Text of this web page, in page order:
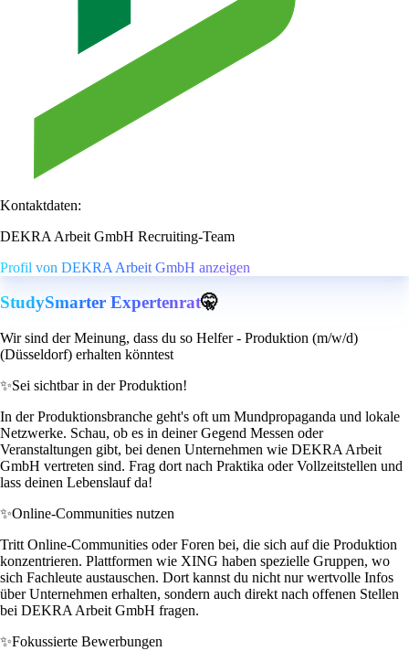
Kontaktdaten:
DEKRA Arbeit GmbH Recruiting-Team
Profil von DEKRA Arbeit GmbH anzeigen
StudySmarter Expertenrat🤫
Wir sind der Meinung, dass du so Helfer - Produktion (m/w/d)
(Düsseldorf) erhalten könntest
✨Sei sichtbar in der Produktion!
In der Produktionsbranche geht's oft um Mundpropaganda und lokale
Netzwerke. Schau, ob es in deiner Gegend Messen oder
Veranstaltungen gibt, bei denen Unternehmen wie DEKRA Arbeit
GmbH vertreten sind. Frag dort nach Praktika oder Vollzeitstellen und
lass deinen Lebenslauf da!
✨Online-Communities nutzen
Tritt Online-Communities oder Foren bei, die sich auf die Produktion
konzentrieren. Plattformen wie XING haben spezielle Gruppen, wo
sich Fachleute austauschen. Dort kannst du nicht nur wertvolle Infos
über Unternehmen erhalten, sondern auch direkt nach offenen Stellen
bei DEKRA Arbeit GmbH fragen.
✨Fokussierte Bewerbungen